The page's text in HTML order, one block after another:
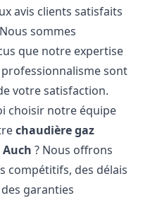
avis clients satisfaits
sommes
que notre expertise
sont
votre satisfaction.
choisir notre équipe
chaudière gaz
Auch ? Nous offrons
compétitifs, des délais
garanties